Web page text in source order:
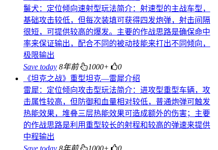
鬣犬：定位倾向速射型玩法简介：射速型的主战车型，
基础攻击较低，但每次装填可获得四发炮弹，射击间隔
很短，可提供较高的爆发。主要的作战思路是确保命中
率来保证输出，配合不同的被动技能来打出不同倾向，
极限输出
Save today 8年前 1000+
0
《坦克之战》重型坦克—雷犀介绍
雷犀：定位倾向攻击型玩法简介：进攻型重型车辆，攻
击属性较高，但防御和血量相对较低，普通炮弹可触发
热能效果，堆叠三层热能效果可造成额外的伤害；主要
的作战思路是利用重型较长的射程和较高的弹速来提供
中程输出
Save today 8年前 1000+ 0